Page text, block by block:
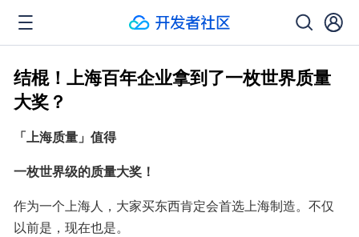
结棍！上海百年企业拿到了一枚世界质量
大奖？
「上海质量」值得
一枚世界级的质量大奖！
作为一个上海人，大家买东西肯定会首选上海制造。不仅
以前是，现在也是。